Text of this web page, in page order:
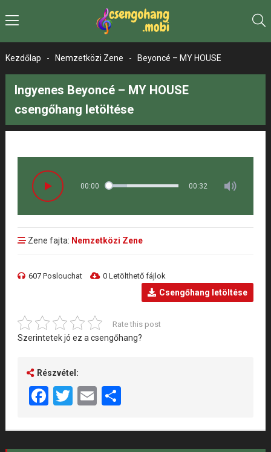
Kezdőlap - Nemzetközi Zene - Beyoncé – MY HOUSE
Ingyenes Beyoncé – MY HOUSE
csengőhang letöltése
00:00 00:32
Zene fajta: Nemzetközi Zene
607 Poslouchat 0 Letölthető fájlok
Csengőhang letöltése
Rate this post
Szerintetek jó ez a csengőhang?
Részvétel:
Facebook
Twitter
EmailShare